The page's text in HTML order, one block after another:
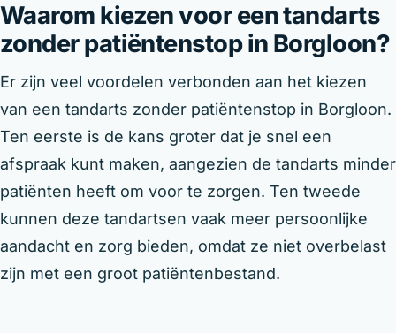
Waarom kiezen voor een tandarts
zonder patiëntenstop in Borgloon?
Er zijn veel voordelen verbonden aan het kiezen
van een tandarts zonder patiëntenstop in Borgloon.
Ten eerste is de kans groter dat je snel een
afspraak kunt maken, aangezien de tandarts minder
patiënten heeft om voor te zorgen. Ten tweede
kunnen deze tandartsen vaak meer persoonlijke
aandacht en zorg bieden, omdat ze niet overbelast
zijn met een groot patiëntenbestand.